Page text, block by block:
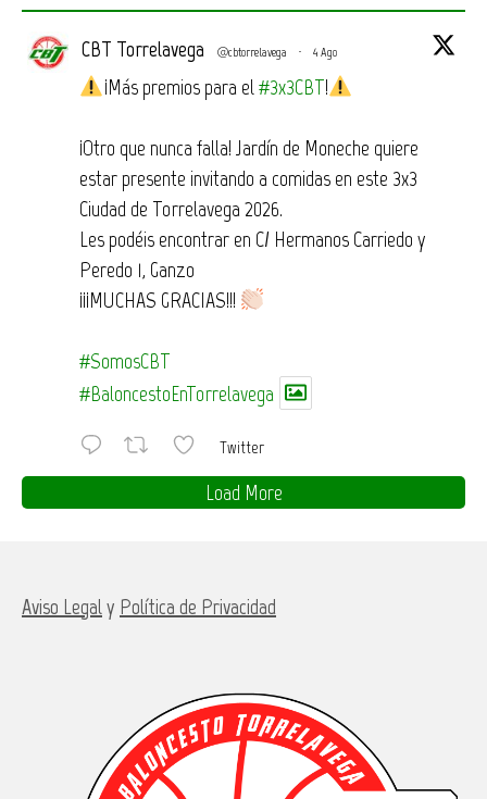
CBT Torrelavega @cbtorrelavega · 4 Ago
¡Más premios para el#3x3CBT!
¡Otro que nunca falla! Jardín de Moneche quiere
estar presente invitando a comidas en este 3x3
Ciudad de Torrelavega 2026.
Les podéis encontrar en C/ Hermanos Carriedo y
Peredo 1, Ganzo
¡¡¡MUCHAS GRACIAS!!!
#SomosCBT
#BaloncestoEnTorrelavega
Twitter
Load More
Aviso Legaly Política de Privacidad